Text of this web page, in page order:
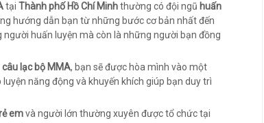
tại Thành phố Hồ Chí Minhthường có đội ngũ huấn
hướng dẫn bạn từ những bước cơ bản nhất đến
huấn luyện mà còn là những người bạn đồng
câu lạc bộ MMA, bạn sẽ được hòa mình vào một
năng động và khuyến khích giúp bạn duy trì
emvà người lớn thường xuyên được tổ chức tại